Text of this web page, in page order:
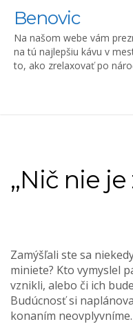
content
Benovic
Na našom webe vám
na tú najlepšiu kávu v
to, ako zrelaxovať po
,,Nič nie
Zamýšľali ste sa
miniete? Kto vymyslel
vznikli, alebo či ich
Budúcnosť si
konaním neovplyvníme.